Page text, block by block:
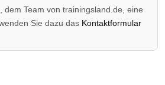
dem Team von trainingsland.de, eine
Sie dazu das Kontaktformular